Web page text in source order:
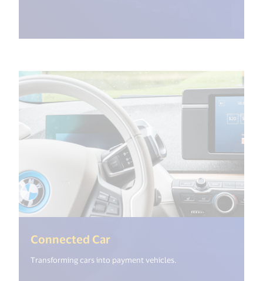
Connected Car
Transforming cars into payment vehicles.